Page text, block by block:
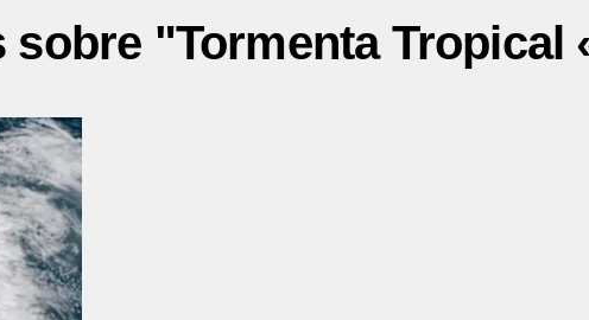
sobre "Tormenta Tropical